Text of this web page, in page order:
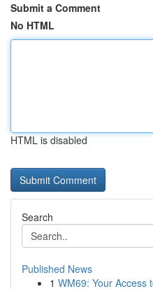
Submit a Comment
No HTML
HTML is disabled
Search
Published News
1 WM69: Your Access